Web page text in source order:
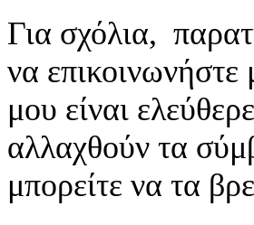
Για σχόλια,
να
μου είναι
αλλαχθούν τα
μπορείτε να τα